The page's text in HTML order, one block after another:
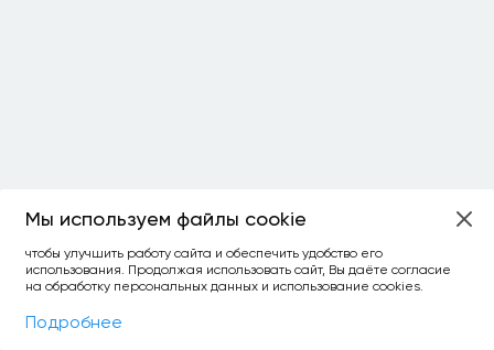
Фильтры
Мы используем файлы cookie
чтобы улучшить работу сайта и обеспечить удобство его
использования. Продолжая использовать сайт, Вы даёте согласие
на обработку персональных данных и использование cookies.
Подробнее
ОСТАЛОСЬ:
уточнить фильтр сравнить топ-3
спросить ИИ